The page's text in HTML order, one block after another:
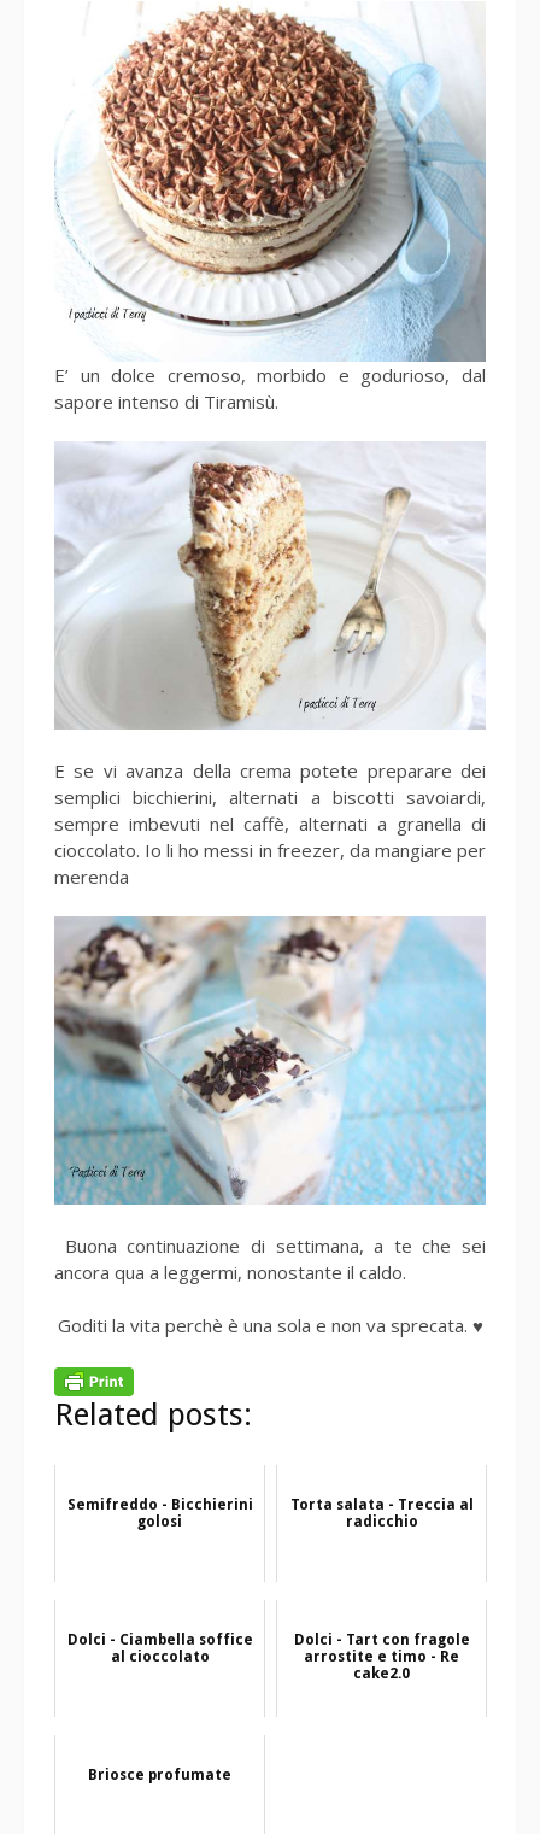
E’ un dolce cremoso, morbido e godurioso, dal
sapore intenso di Tiramisù.
E se vi avanza della crema potete preparare dei
semplici bicchierini, alternati a biscotti savoiardi,
sempre imbevuti nel caffè, alternati a granella di
cioccolato. Io li ho messi in freezer, da mangiare per
merenda
Buona continuazione di settimana, a te che sei
ancora qua a leggermi, nonostante il caldo.
Goditi la vita perchè è una sola e non va sprecata. ♥
Related posts:
Semifreddo - Bicchierini
golosi
Torta salata - Treccia al
radicchio
Dolci - Ciambella soffice
al cioccolato
Dolci - Tart con fragole
arrostite e timo - Re
cake2.0
Briosce profumate